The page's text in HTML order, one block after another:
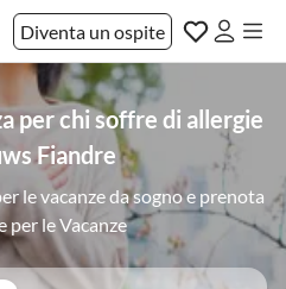
Diventa un ospite
per chi soffre di allergie
Fiandre
le vacanze da sogno e prenota
per le Vacanze